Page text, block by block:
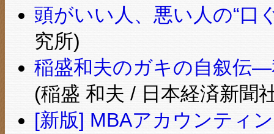
頭がいい人、悪い人の“口
究所)
稲盛和夫のガキの自叙伝
(稲盛 和夫 / 日本経済新聞
[新版] MBAアカウンティ